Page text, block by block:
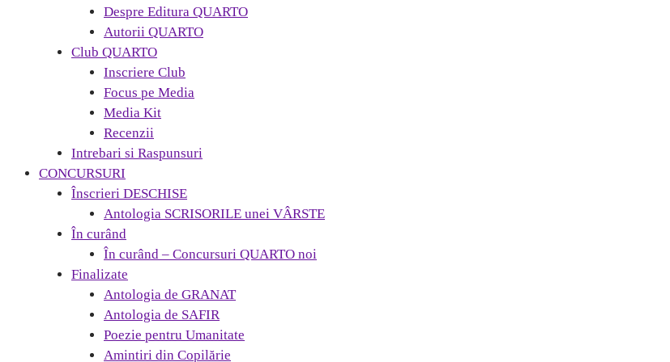
Despre Editura QUARTO
Autorii QUARTO
Club QUARTO
Inscriere Club
Focus pe Media
Media Kit
Recenzii
Intrebari si Raspunsuri
CONCURSURI
Înscrieri DESCHISE
Antologia SCRISORILE unei VÂRSTE
În curând
În curând – Concursuri QUARTO noi
Finalizate
Antologia de GRANAT
Antologia de SAFIR
Poezie pentru Umanitate
Amintiri din Copilărie